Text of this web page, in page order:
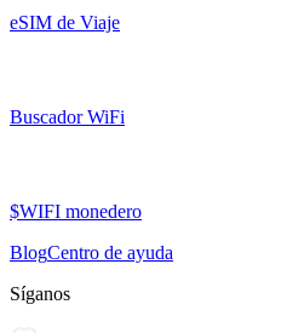
eSIM de Viaje
Buscador WiFi
$WIFI monedero
BlogCentro de ayuda
Síganos